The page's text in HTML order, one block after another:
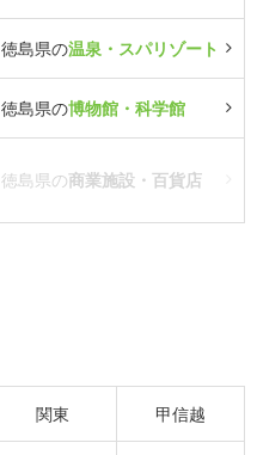
徳島県の温泉・スパリゾート
徳島県の博物館・科学館
徳島県の商業施設・百貨店
関東 甲信越